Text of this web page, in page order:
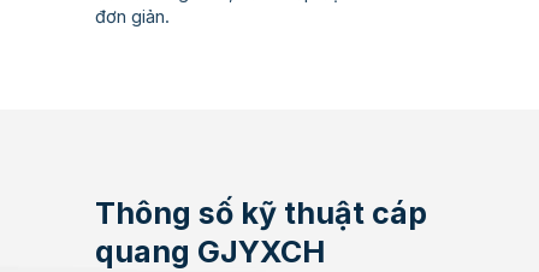
đơn giản.
Thông số kỹ thuật cáp
quang GJYXCH